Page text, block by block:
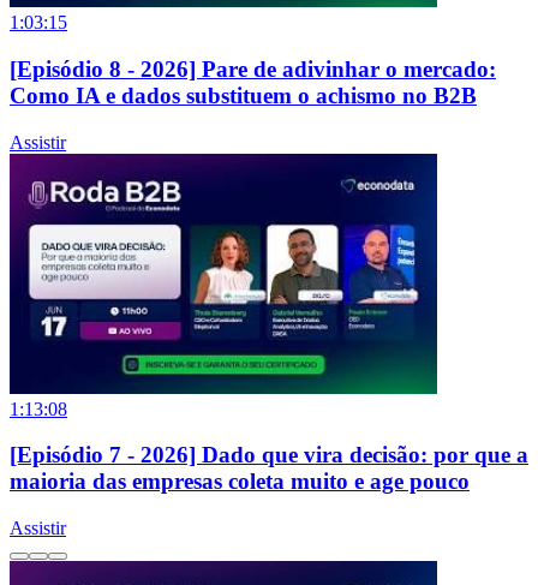
1:03:15
[Episódio 8 - 2026] Pare de adivinhar o mercado:
Como IA e dados substituem o achismo no B2B
Assistir
1:13:08
[Episódio 7 - 2026] Dado que vira decisão: por que a
maioria das empresas coleta muito e age pouco
Assistir